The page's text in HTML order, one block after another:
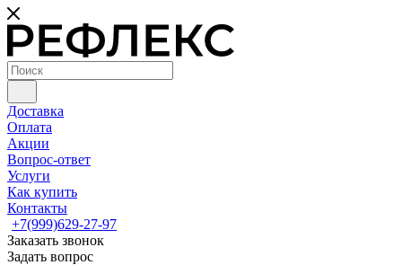
Доставка
Оплата
Акции
Вопрос-ответ
Услуги
Как купить
Контакты
+7(999)629-27-97
Заказать звонок
Задать вопрос